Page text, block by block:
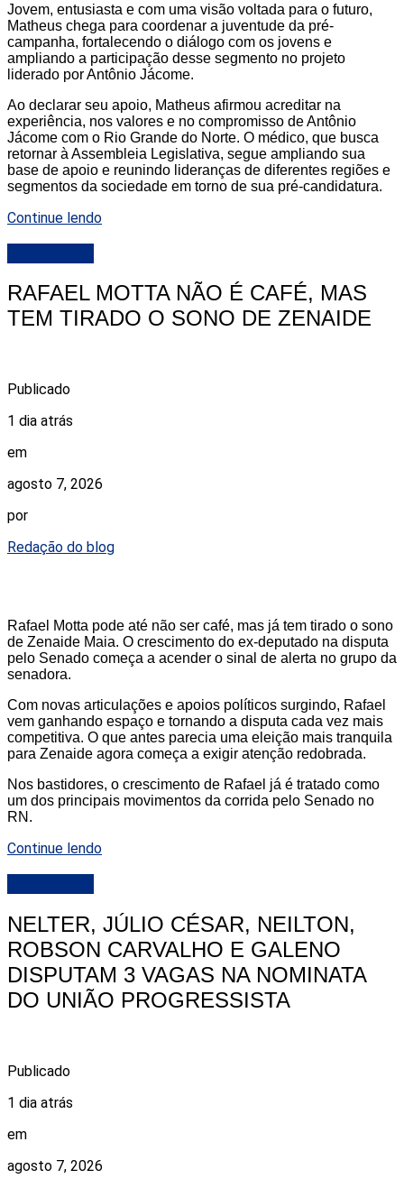
Jovem, entusiasta e com uma visão voltada para o futuro,
Matheus chega para coordenar a juventude da pré-
campanha, fortalecendo o diálogo com os jovens e
ampliando a participação desse segmento no projeto
liderado por Antônio Jácome.
Ao declarar seu apoio, Matheus afirmou acreditar na
experiência, nos valores e no compromisso de Antônio
Jácome com o Rio Grande do Norte. O médico, que busca
retornar à Assembleia Legislativa, segue ampliando sua
base de apoio e reunindo lideranças de diferentes regiões e
segmentos da sociedade em torno de sua pré-candidatura.
Continue lendo
RAFAEL MOTTA NÃO É CAFÉ, MAS
TEM TIRADO O SONO DE ZENAIDE
Publicado
1 dia atrás
em
agosto 7, 2026
por
Redação do blog
Rafael Motta pode até não ser café, mas já tem tirado o sono
de Zenaide Maia. O crescimento do ex-deputado na disputa
pelo Senado começa a acender o sinal de alerta no grupo da
senadora.
Com novas articulações e apoios políticos surgindo, Rafael
vem ganhando espaço e tornando a disputa cada vez mais
competitiva. O que antes parecia uma eleição mais tranquila
para Zenaide agora começa a exigir atenção redobrada.
Nos bastidores, o crescimento de Rafael já é tratado como
um dos principais movimentos da corrida pelo Senado no
RN.
Continue lendo
NELTER, JÚLIO CÉSAR, NEILTON,
ROBSON CARVALHO E GALENO
DISPUTAM 3 VAGAS NA NOMINATA
DO UNIÃO PROGRESSISTA
Publicado
1 dia atrás
em
agosto 7, 2026